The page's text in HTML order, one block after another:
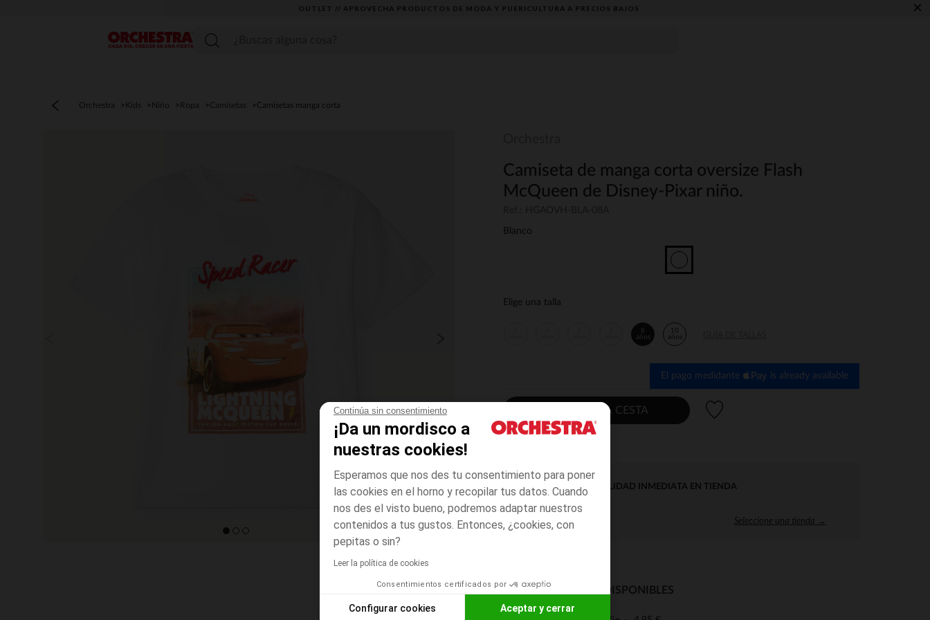
Continúa sin consentimiento
¡Da un mordisco a
nuestras cookies!
Esperamos que nos des tu consentimiento para poner
las cookies en el horno y recopilar tus datos. Cuando
nos des el visto bueno, podremos adaptar nuestros
contenidos a tus gustos. Entonces, ¿cookies, con
pepitas o sin?
Leer la política de cookies
Consentimientos certificados por
Configurar cookies Aceptar y cerrar
OUTLET // APROVECHA PRODUCTOS DE MODA Y PUERICULTURA A PRECIOS BAJOS ×
Menú
Orchestra Kids Niño Ropa Camisetas Camisetas manga corta
Camiseta de manga corta oversize Flash
McQueen de Disney-Pixar niño.
Blanco
Elige una talla
8
años
10
años
El pago medidante is already available
AÑADIR A LA CESTA
DISPONIBILIDAD INMEDIATA EN TIENDA
Seleccione una tienda →
MODOS DE ENVÍO DISPONIBLES